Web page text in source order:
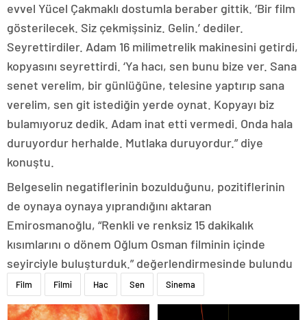
evvel Yücel Çakmaklı dostumla beraber gittik. ‘Bir film
gösterilecek. Siz çekmişsiniz. Gelin.’ dediler.
Seyrettirdiler. Adam 16 milimetrelik makinesini getirdi,
kopyasını seyrettirdi. ‘Ya hacı, sen bunu bize ver. Sana
senet verelim, bir günlüğüne, telesine yaptırıp sana
verelim, sen git istediğin yerde oynat. Kopyayı biz
bulamıyoruz dedik. Adam inat etti vermedi. Onda hala
duruyordur herhalde. Mutlaka duruyordur.” diye
konuştu.
Belgeselin negatiflerinin bozulduğunu, pozitiflerinin
de oynaya oynaya yıprandığını aktaran
Emirosmanoğlu, “Renkli ve renksiz 15 dakikalık
kısımlarını o dönem Oğlum Osman filminin içinde
seyirciyle buluşturduk.” değerlendirmesinde bulundu
Film Filmi Hac Sen Sinema